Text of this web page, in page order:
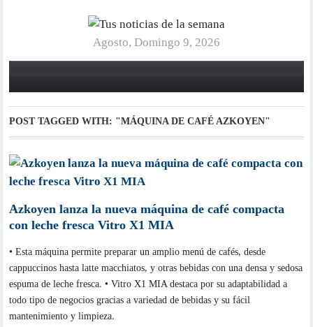
Agosto, Domingo 9, 2026
POST TAGGED WITH: "MÁQUINA DE CAFÉ AZKOYEN"
Azkoyen lanza la nueva máquina de café compacta
con leche fresca Vitro X1 MIA
• Esta máquina permite preparar un amplio menú de cafés, desde
cappuccinos hasta latte macchiatos, y otras bebidas con una densa y sedosa
espuma de leche fresca. • Vitro X1 MIA destaca por su adaptabilidad a
todo tipo de negocios gracias a variedad de bebidas y su fácil
mantenimiento y limpieza.